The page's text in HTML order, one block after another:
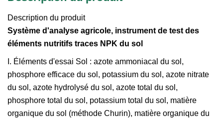
Description du produit
Système d'analyse agricole, instrument de test des
éléments nutritifs traces NPK du sol
I. Éléments d'essai Sol : azote ammoniacal du sol,
phosphore efficace du sol, potassium du sol, azote nitrate
du sol, azote hydrolysé du sol, azote total du sol,
phosphore total du sol, potassium total du sol, matière
organique du sol (méthode Churin), matière organique du